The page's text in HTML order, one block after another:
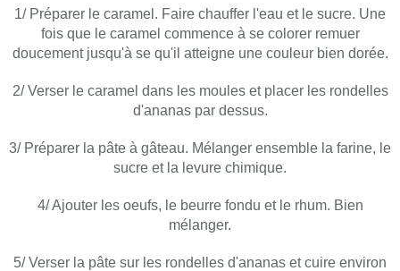
1/ Préparer le caramel. Faire chauffer l'eau et le sucre. Une
fois que le caramel commence à se colorer remuer
doucement jusqu'à se qu'il atteigne une couleur bien dorée.
2/ Verser le caramel dans les moules et placer les rondelles
d'ananas par dessus.
3/ Préparer la pâte à gâteau. Mélanger ensemble la farine, le
sucre et la levure chimique.
4/ Ajouter les oeufs, le beurre fondu et le rhum. Bien
mélanger.
5/ Verser la pâte sur les rondelles d'ananas et cuire environ